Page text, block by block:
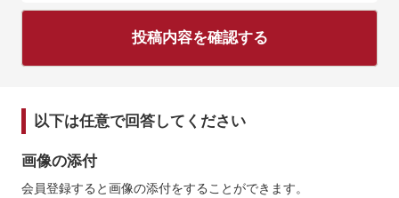
投稿内容を確認する
以下は任意で回答してください
画像の添付
会員登録すると画像の添付をすることができます。